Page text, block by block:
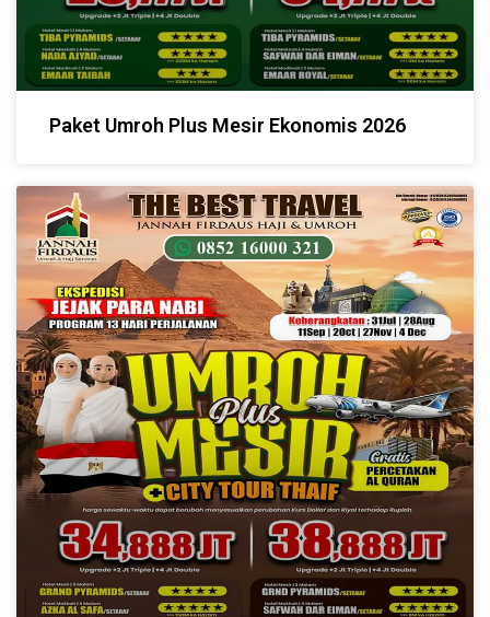
Paket Umroh Plus Mesir Ekonomis 2026